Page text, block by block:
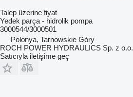
Talep üzerine fiyat
Yedek parça - hidrolik pompa
3000544/3000501
Polonya, Tarnowskie Góry
ROCH POWER HYDRAULICS Sp. z o.o.
Satıcıyla iletişime geç